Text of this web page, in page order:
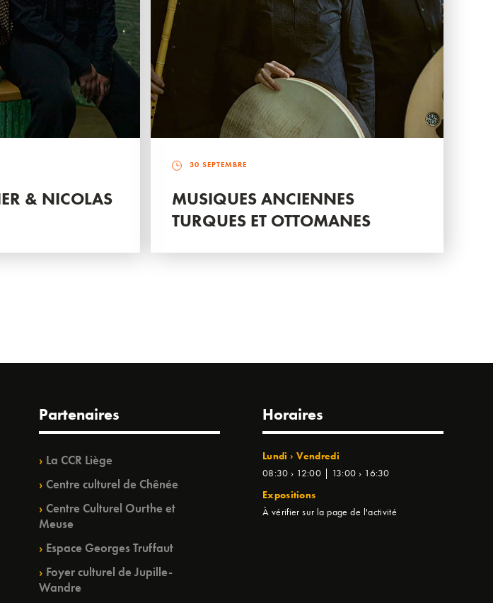
& NICOLAS
30 SEPTEMBRE
MUSIQUES ANCIENNES
TURQUES ET OTTOMANES
Partenaires
La CCR Liège
Centre culturel de Chênée
Centre Culturel Ourthe et
Meuse
Espace Georges Truffaut
Foyer culturel de Jupille-
Wandre
Horaires
Lundi › Vendredi
08:30 › 12:00 | 13:00 › 16:30
Expositions
À vérifier sur la page de l'activité